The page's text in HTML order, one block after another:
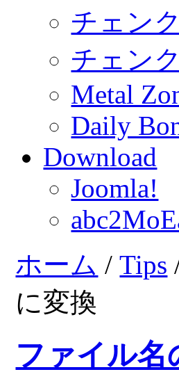
チェン
チェン
Metal
Daily
Download
Joomla!
ホーム /Tips
に変換
ファイル名